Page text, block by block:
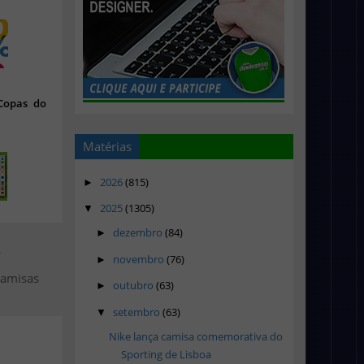
do
Matérias
► 2026(815)
▼ 2025(1305)
► dezembro (84)
► novembro (76)
► outubro (63)
▼ setembro (63)
Nike lança camisa comemorativa do
Sporting de Lisboa